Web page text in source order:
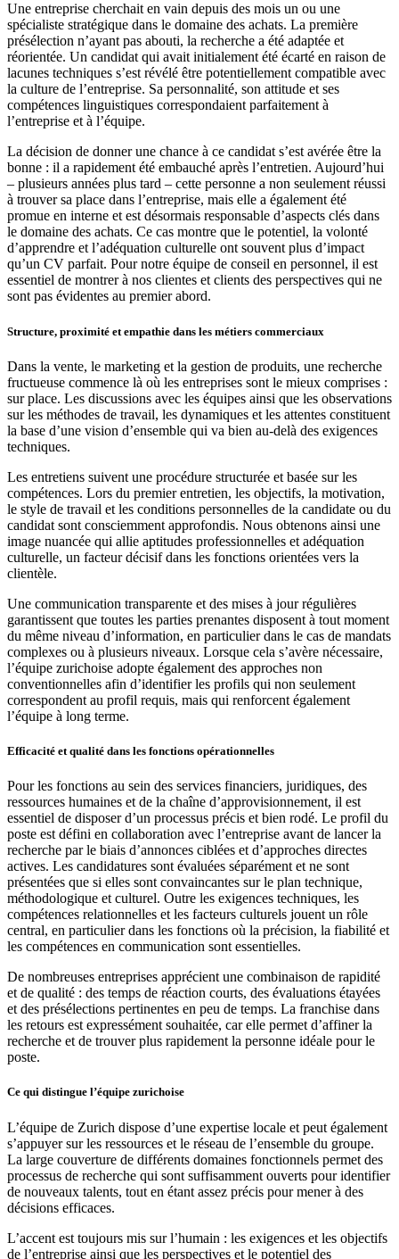
Une entreprise cherchait en vain depuis des mois un ou une
spécialiste stratégique dans le domaine des achats. La première
présélection n’ayant pas abouti, la recherche a été adaptée et
réorientée. Un candidat qui avait initialement été écarté en raison de
lacunes techniques s’est révélé être potentiellement compatible avec
la culture de l’entreprise. Sa personnalité, son attitude et ses
compétences linguistiques correspondaient parfaitement à
l’entreprise et à l’équipe.
La décision de donner une chance à ce candidat s’est avérée être la
bonne : il a rapidement été embauché après l’entretien. Aujourd’hui
– plusieurs années plus tard – cette personne a non seulement réussi
à trouver sa place dans l’entreprise, mais elle a également été
promue en interne et est désormais responsable d’aspects clés dans
le domaine des achats. Ce cas montre que le potentiel, la volonté
d’apprendre et l’adéquation culturelle ont souvent plus d’impact
qu’un CV parfait. Pour notre équipe de conseil en personnel, il est
essentiel de montrer à nos clientes et clients des perspectives qui ne
sont pas évidentes au premier abord.
Structure, proximité et empathie dans les métiers commerciaux
Dans la vente, le marketing et la gestion de produits, une recherche
fructueuse commence là où les entreprises sont le mieux comprises :
sur place. Les discussions avec les équipes ainsi que les observations
sur les méthodes de travail, les dynamiques et les attentes constituent
la base d’une vision d’ensemble qui va bien au-delà des exigences
techniques.
Les entretiens suivent une procédure structurée et basée sur les
compétences. Lors du premier entretien, les objectifs, la motivation,
le style de travail et les conditions personnelles de la candidate ou du
candidat sont consciemment approfondis. Nous obtenons ainsi une
image nuancée qui allie aptitudes professionnelles et adéquation
culturelle, un facteur décisif dans les fonctions orientées vers la
clientèle.
Une communication transparente et des mises à jour régulières
garantissent que toutes les parties prenantes disposent à tout moment
du même niveau d’information, en particulier dans le cas de mandats
complexes ou à plusieurs niveaux. Lorsque cela s’avère nécessaire,
l’équipe zurichoise adopte également des approches non
conventionnelles afin d’identifier les profils qui non seulement
correspondent au profil requis, mais qui renforcent également
l’équipe à long terme.
Efficacité et qualité dans les fonctions opérationnelles
Pour les fonctions au sein des services financiers, juridiques, des
ressources humaines et de la chaîne d’approvisionnement, il est
essentiel de disposer d’un processus précis et bien rodé. Le profil du
poste est défini en collaboration avec l’entreprise avant de lancer la
recherche par le biais d’annonces ciblées et d’approches directes
actives. Les candidatures sont évaluées séparément et ne sont
présentées que si elles sont convaincantes sur le plan technique,
méthodologique et culturel. Outre les exigences techniques, les
compétences relationnelles et les facteurs culturels jouent un rôle
central, en particulier dans les fonctions où la précision, la fiabilité et
les compétences en communication sont essentielles.
De nombreuses entreprises apprécient une combinaison de rapidité
et de qualité : des temps de réaction courts, des évaluations étayées
et des présélections pertinentes en peu de temps. La franchise dans
les retours est expressément souhaitée, car elle permet d’affiner la
recherche et de trouver plus rapidement la personne idéale pour le
poste.
Ce qui distingue l’équipe zurichoise
L’équipe de Zurich dispose d’une expertise locale et peut également
s’appuyer sur les ressources et le réseau de l’ensemble du groupe.
La large couverture de différents domaines fonctionnels permet des
processus de recherche qui sont suffisamment ouverts pour identifier
de nouveaux talents, tout en étant assez précis pour mener à des
décisions efficaces.
L’accent est toujours mis sur l’humain : les exigences et les objectifs
de l’entreprise ainsi que les perspectives et le potentiel des